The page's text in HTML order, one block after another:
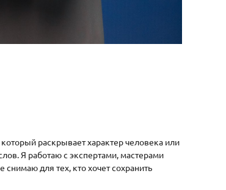
раскрывает характер человека или
Я работаю с экспертами, мастерами
для тех, кто хочет сохранить